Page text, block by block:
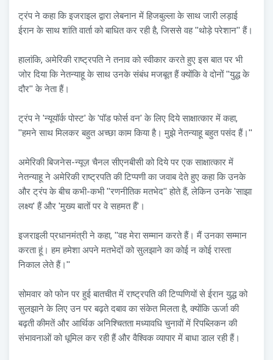
ट्रंप ने कहा कि इजराइल द्वारा लेबनान में हिजबुल्ला के साथ जारी लड़ाई
ईरान के साथ शांति वार्ता को बाधित कर रही है, जिससे वह ''थोड़े परेशान'' हैं।
हालांकि, अमेरिकी राष्ट्रपति ने तनाव को स्वीकार करते हुए इस बात पर भी
जोर दिया कि नेतन्याहू के साथ उनके संबंध मजबूत हैं क्योंकि वे दोनों ''युद्ध के
दौर'' के नेता हैं।
ट्रंप ने 'न्यूयॉर्क पोस्ट' के 'पॉड फोर्स वन' के लिए दिये साक्षात्कार में कहा,
''हमने साथ मिलकर बहुत अच्छा काम किया है। मुझे नेतन्याहू बहुत पसंद हैं।''
अमेरिकी बिजनेस-न्यूज़ चैनल सीएनबीसी को दिये पर एक साक्षात्कार में
नेतन्याहू ने अमेरिकी राष्ट्रपति की टिप्पणी का जवाब देते हुए कहा कि उनके
और ट्रंप के बीच कभी-कभी ''रणनीतिक मतभेद'' होते हैं, लेकिन उनके 'साझा
लक्ष्य' हैं और 'मुख्य बातों पर वे सहमत हैं'।
इजराइली प्रधानमंत्री ने कहा, ''वह मेरा सम्मान करते हैं। मैं उनका सम्मान
करता हूं। हम हमेशा अपने मतभेदों को सुलझाने का कोई न कोई रास्ता
निकाल लेते हैं।''
सोमवार को फोन पर हुई बातचीत में राष्ट्रपति की टिप्पणियों से ईरान युद्ध को
सुलझाने के लिए उन पर बढ़ते दबाव का संकेत मिलता है, क्योंकि ऊर्जा की
बढ़ती कीमतें और आर्थिक अनिश्चितता मध्यावधि चुनावों में रिपब्लिकन की
संभावनाओं को धूमिल कर रही हैं और वैश्विक व्यापार में बाधा डाल रही हैं।